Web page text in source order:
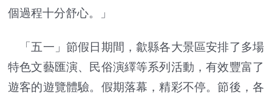
個過程十分舒心。」
「五一」節假日期間，歙縣各大景區安排了多場
特色文藝匯演、民俗演繹等系列活動，有效豐富了
遊客的遊覽體驗。假期落幕，精彩不停。節後，各